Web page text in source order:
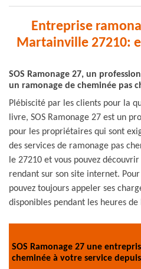
Entreprise
Martainville 27210:
SOS Ramonage 27, un
un ramonage de cheminée pas
Plébiscité par les clients pour la
livre, SOS Ramonage 27 est un
pour les propriétaires qui sont
des services de ramonage pas
le 27210 et vous pouvez
rendant sur son site internet.
pouvez toujours appeler ses
disponibles pendant les heures
SOS Ramonage 27 une
cheminée à votre service